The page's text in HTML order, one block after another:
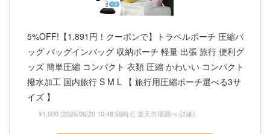
5%OFF!【1,891円！クーポンで】トラベルポーチ 圧縮バ
ッグ バッグインバッグ 収納ポーチ 軽量 出張 旅行 便利グ
ッズ 簡単圧縮 コンパクト 衣類 圧縮 かわいい コンパクト
撥水加工 国内旅行 S M L 【 旅行用圧縮ポーチ選べる3サ
イズ 】
¥1,000 (2025/06/20 10:48:55時点 楽天市場調べ-詳細)